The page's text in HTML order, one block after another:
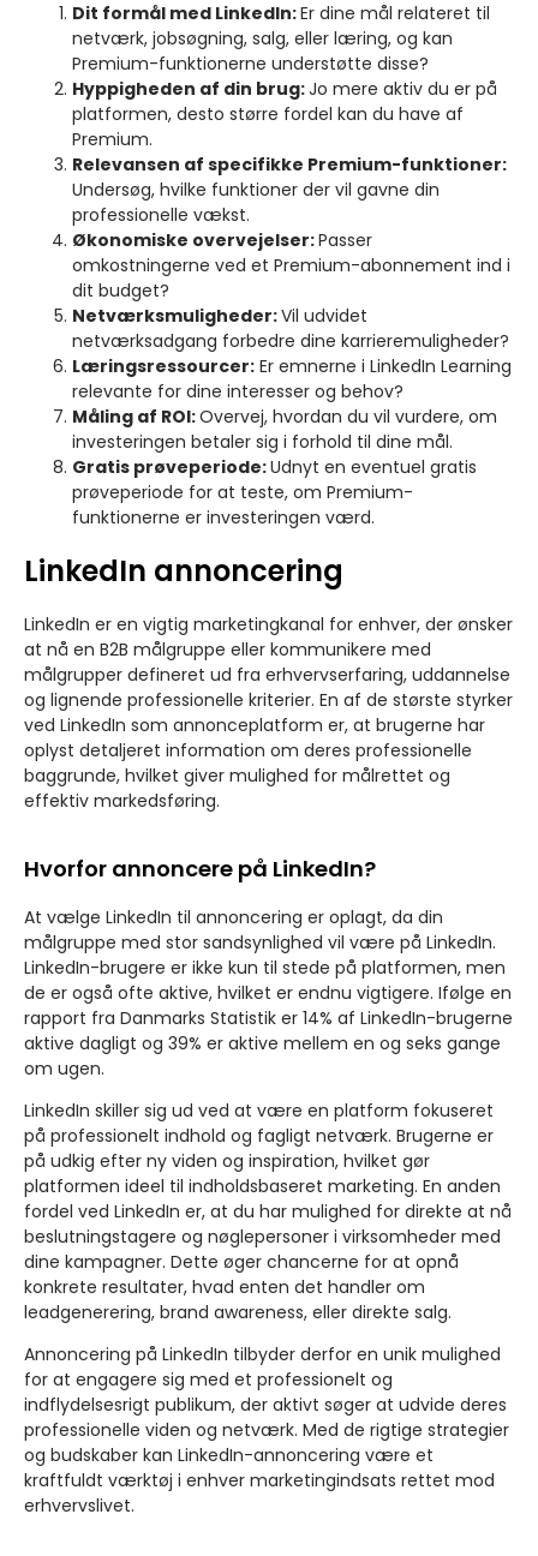
Dit formål med LinkedIn:Er dine mål relateret til
netværk, jobsøgning, salg, eller læring, og kan
Premium-funktionerne understøtte disse?
Hyppigheden af din brug:Jo mere aktiv du er på
platformen, desto større fordel kan du have af
Premium.
Relevansen af specifikke Premium-funktioner:
Undersøg, hvilke funktioner der vil gavne din
professionelle vækst.
Økonomiske overvejelser:Passer
omkostningerne ved et Premium-abonnement ind i
dit budget?
Netværksmuligheder:Vil udvidet
netværksadgang forbedre dine karrieremuligheder?
Læringsressourcer: Er emnerne i LinkedIn Learning
relevante for dine interesser og behov?
Måling af ROI:Overvej, hvordan du vil vurdere, om
investeringen betaler sig i forhold til dine mål.
Gratis prøveperiode:Udnyt en eventuel gratis
prøveperiode for at teste, om Premium-
funktionerne er investeringen værd.
LinkedIn annoncering
LinkedIn er en vigtig marketingkanal for enhver, der ønsker
at nå en B2B målgruppe eller kommunikere med
målgrupper defineret ud fra erhvervserfaring, uddannelse
og lignende professionelle kriterier. En af de største styrker
ved LinkedIn som annonceplatform er, at brugerne har
oplyst detaljeret information om deres professionelle
baggrunde, hvilket giver mulighed for målrettet og
effektiv markedsføring.
Hvorfor annoncere på LinkedIn?
At vælge LinkedIn til annoncering er oplagt, da din
målgruppe med stor sandsynlighed vil være på LinkedIn.
LinkedIn-brugere er ikke kun til stede på platformen, men
de er også ofte aktive, hvilket er endnu vigtigere. Ifølge en
rapport fra Danmarks Statistik er 14% af LinkedIn-brugerne
aktive dagligt og 39% er aktive mellem en og seks gange
om ugen.
LinkedIn skiller sig ud ved at være en platform fokuseret
på professionelt indhold og fagligt netværk. Brugerne er
på udkig efter ny viden og inspiration, hvilket gør
platformen ideel til indholdsbaseret marketing. En anden
fordel ved LinkedIn er, at du har mulighed for direkte at nå
beslutningstagere og nøglepersoner i virksomheder med
dine kampagner. Dette øger chancerne for at opnå
konkrete resultater, hvad enten det handler om
leadgenerering, brand awareness, eller direkte salg.
Annoncering på LinkedIn tilbyder derfor en unik mulighed
for at engagere sig med et professionelt og
indflydelsesrigt publikum, der aktivt søger at udvide deres
professionelle viden og netværk. Med de rigtige strategier
og budskaber kan LinkedIn-annoncering være et
kraftfuldt værktøj i enhver marketingindsats rettet mod
erhvervslivet.